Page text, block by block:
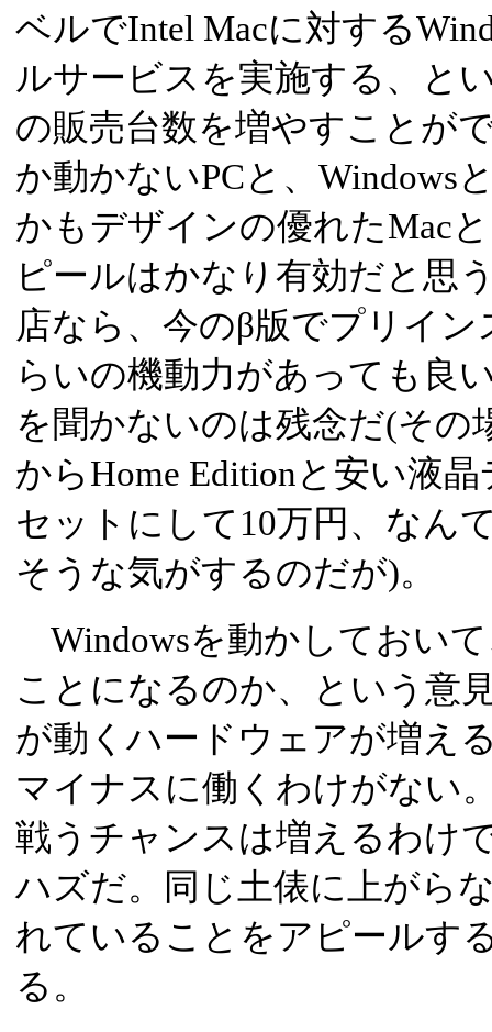
ベルでIntel Macに対する
ルサービスを実施する、と
の販売台数を増やすことが
か動かないPCと、Windows
かもデザインの優れたMac
ピールはかなり有効だと思
店なら、今のβ版でプリイ
らいの機動力があっても良
を聞かないのは残念だ(その
からHome Editionと安い液
セットにして10万円、なん
そうな気がするのだが)。
Windowsを動かしておい
ことになるのか、という意
が動くハードウェアが増え
マイナスに働くわけがない
戦うチャンスは増えるわけ
ハズだ。同じ土俵に上がら
れていることをアピールす
る。